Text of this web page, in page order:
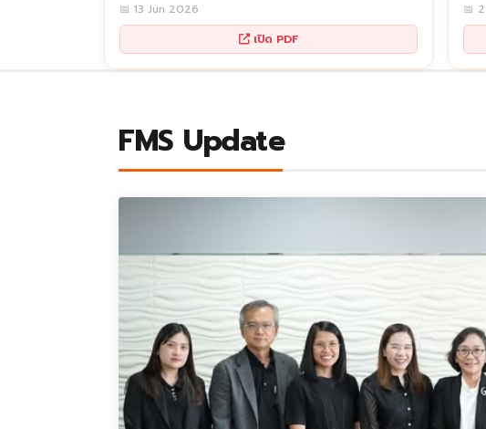
📅 13 Jun 2026
เปิด PDF
📅
FMS Update